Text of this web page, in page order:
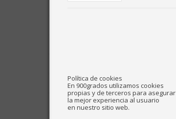
Política de cookies
En 900grados utilizamos cookies
propias y de terceros para asegurar
la mejor experiencia al usuario
en nuestro sitio web.